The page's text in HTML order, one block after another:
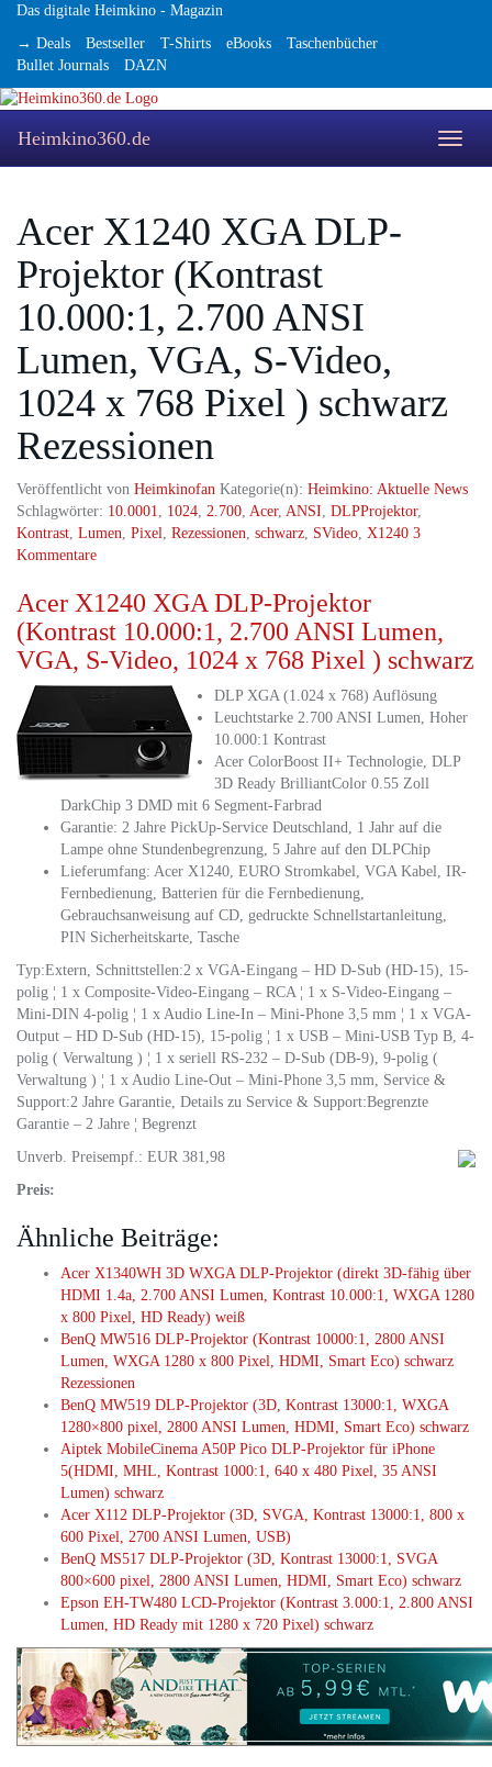
Skip
main
content
Das digitale Heimkino - Magazin
→ Deals
Bestseller T-Shirts eBooks
Taschenbücher
Bullet Journals
DAZN
Toggle
Heimkino360.de
Acer X1240 XGA DLP-
Projektor (Kontrast
10.000:1, 2.700 ANSI
Lumen, VGA, S-Video,
1024 x 768 Pixel ) schwarz
Rezessionen
Veröffentlicht von Heimkinofan Kategorie(n): Heimkino: Aktuelle News
Schlagwörter: 10.0001, 1024, 2.700, Acer, ANSI, DLPProjektor,
Kontrast, Lumen, Pixel, Rezessionen, schwarz, SVideo, X1240 3
Kommentare
Acer X1240 XGA DLP-Projektor
(Kontrast 10.000:1, 2.700 ANSI Lumen,
VGA, S-Video, 1024 x 768 Pixel ) schwarz
DLP XGA (1.024 x 768) Auflösung
Leuchtstarke 2.700 ANSI Lumen, Hoher
10.000:1 Kontrast
Acer ColorBoost II+ Technologie, DLP
3D Ready BrilliantColor 0.55 Zoll
DarkChip 3 DMD mit 6 Segment-Farbrad
Garantie: 2 Jahre PickUp-Service Deutschland, 1 Jahr auf die
Lampe ohne Stundenbegrenzung, 5 Jahre auf den DLPChip
Lieferumfang: Acer X1240, EURO Stromkabel, VGA Kabel, IR-
Fernbedienung, Batterien für die Fernbedienung,
Gebrauchsanweisung auf CD, gedruckte Schnellstartanleitung,
PIN Sicherheitskarte, Tasche
Typ:Extern, Schnittstellen:2 x VGA-Eingang – HD D-Sub (HD-15), 15-
polig ¦ 1 x Composite-Video-Eingang – RCA ¦ 1 x S-Video-Eingang –
Mini-DIN 4-polig ¦ 1 x Audio Line-In – Mini-Phone 3,5 mm ¦ 1 x VGA-
Output – HD D-Sub (HD-15), 15-polig ¦ 1 x USB – Mini-USB Typ B, 4-
polig ( Verwaltung ) ¦ 1 x seriell RS-232 – D-Sub (DB-9), 9-polig (
Verwaltung ) ¦ 1 x Audio Line-Out – Mini-Phone 3,5 mm, Service &
Support:2 Jahre Garantie, Details zu Service & Support:Begrenzte
Garantie – 2 Jahre ¦ Begrenzt
Unverb. Preisempf.: EUR 381,98
Preis:
Ähnliche Beiträge:
Acer X1340WH 3D WXGA DLP-Projektor (direkt 3D-fähig über
HDMI 1.4a, 2.700 ANSI Lumen, Kontrast 10.000:1, WXGA 1280
x 800 Pixel, HD Ready) weiß
BenQ MW516 DLP-Projektor (Kontrast 10000:1, 2800 ANSI
Lumen, WXGA 1280 x 800 Pixel, HDMI, Smart Eco) schwarz
Rezessionen
BenQ MW519 DLP-Projektor (3D, Kontrast 13000:1, WXGA
1280×800 pixel, 2800 ANSI Lumen, HDMI, Smart Eco) schwarz
Aiptek MobileCinema A50P Pico DLP-Projektor für iPhone
5(HDMI, MHL, Kontrast 1000:1, 640 x 480 Pixel, 35 ANSI
Lumen) schwarz
Acer X112 DLP-Projektor (3D, SVGA, Kontrast 13000:1, 800 x
600 Pixel, 2700 ANSI Lumen, USB)
BenQ MS517 DLP-Projektor (3D, Kontrast 13000:1, SVGA
800×600 pixel, 2800 ANSI Lumen, HDMI, Smart Eco) schwarz
Epson EH-TW480 LCD-Projektor (Kontrast 3.000:1, 2.800 ANSI
Lumen, HD Ready mit 1280 x 720 Pixel) schwarz